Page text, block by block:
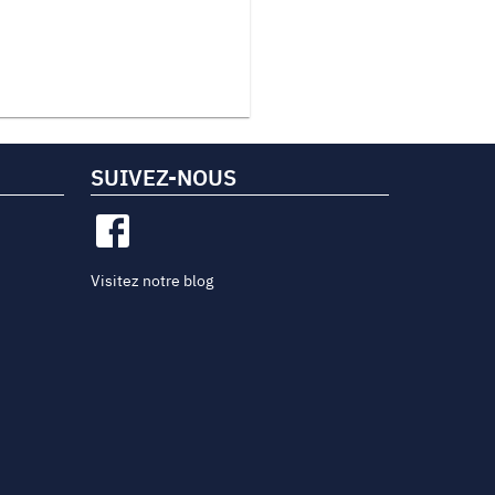
SUIVEZ-NOUS
Visitez notre blog